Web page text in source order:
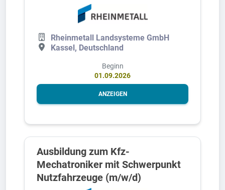
Rheinmetall Landsysteme GmbH
Kassel, Deutschland
Beginn
01.09.2026
ANZEIGEN
Ausbildung zum Kfz-
Mechatroniker mit Schwerpunkt
Nutzfahrzeuge (m/w/d)